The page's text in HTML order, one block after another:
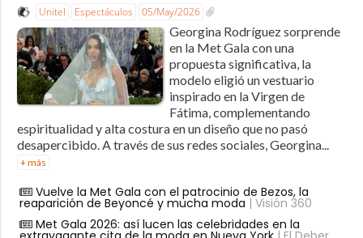
Unitel Espectáculos 05/May/2026
Georgina Rodríguez sorprende
en la Met Gala con una
propuesta significativa, la
modelo eligió un vestuario
inspirado en la Virgen de
Fátima, complementando
espiritualidad y alta costura en un diseño que no pasó
desapercibido. A través de sus redes sociales, Georgina...
+ más
Vuelve la Met Gala con el patrocinio de Bezos, la
reaparición de Beyoncé y mucha moda | Visión 360
Met Gala 2026: así lucen las celebridades en la